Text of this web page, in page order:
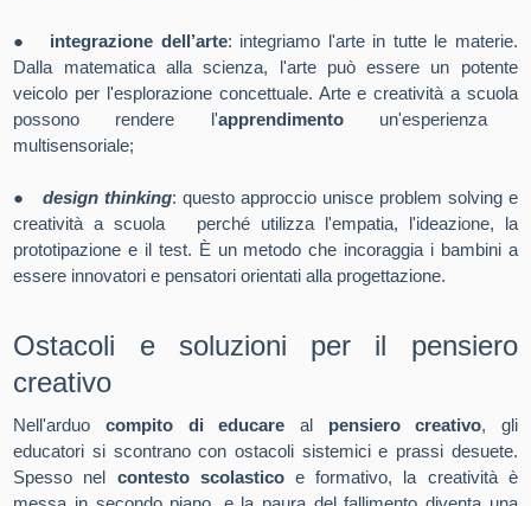
● integrazione dell’arte: integriamo l'arte in tutte le materie.
Dalla matematica alla scienza, l'arte può essere un potente
veicolo per l'esplorazione concettuale. Arte e creatività a scuola
possono rendere l'apprendimentoun'esperienza
multisensoriale;
●design thinking: questo approccio unisce problem solving e
creatività a scuola perché utilizza l'empatia, l'ideazione, la
prototipazione e il test. È un metodo che incoraggia i bambini a
essere innovatori e pensatori orientati alla progettazione.
Ostacoli e soluzioni per il pensiero
creativo
Nell'arduo compito di educare al pensiero creativo, gli
educatori si scontrano con ostacoli sistemici e prassi desuete.
Spesso nel contesto scolasticoe formativo, la creatività è